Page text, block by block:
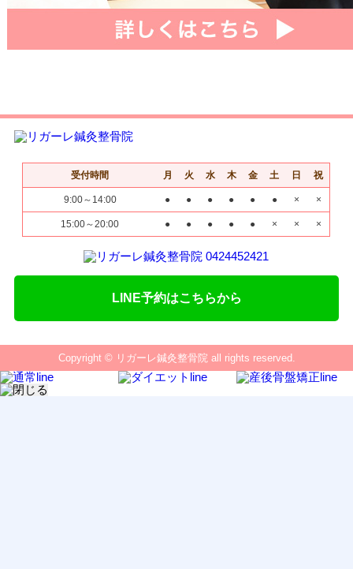
受付時間 月 火 水 木 金 土 日 祝
9:00～14:00 ● ● ● ● ● ● × ×
15:00～20:00 ● ● ● ● ● × × ×
LINE予約はこちらから
Copyright © リガーレ鍼灸整骨院 all rights reserved.